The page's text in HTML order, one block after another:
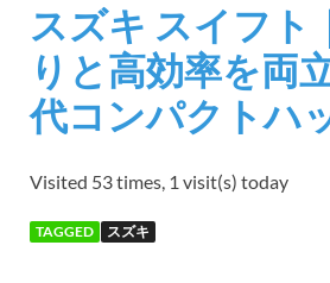
スズキ スイフト
りと高効率を両
代コンパクトハ
Visited 53 times, 1 visit(s) today
TAGGED スズキ